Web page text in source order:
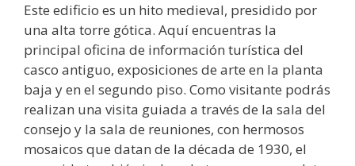
Este edificio es un hito medieval, presidido por
una alta torre gótica. Aquí encuentras la
principal oficina de información turística del
casco antiguo, exposiciones de arte en la planta
baja y en el segundo piso. Como visitante podrás
realizan una visita guiada a través de la sala del
consejo y la sala de reuniones, con hermosos
mosaicos que datan de la década de 1930, el